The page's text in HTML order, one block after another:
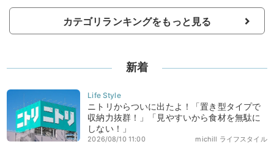
カテゴリランキングをもっと見る
新着
ニトリからついに出たよ！「置き型タイプで
収納力抜群！」「見やすいから食材を無駄に
しない！」
michill ライフスタイル
2026/08/10 11:00